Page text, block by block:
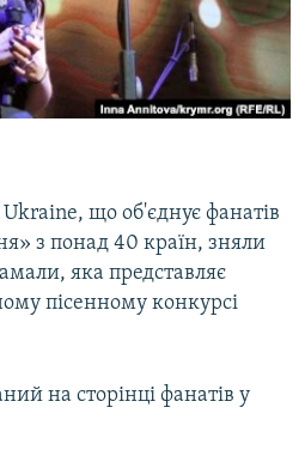
що об'єднує фанатів
з понад 40 країн, зняли
яка представляє
пісенному конкурсі
на сторінці фанатів у